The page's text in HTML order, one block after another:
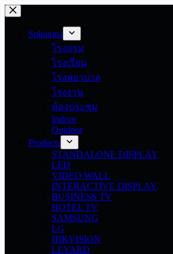
Skip
to
contentSolutions
โรงแรม
โรงเรียน
โรงพยาบาล
โรงงาน
ห้องประชุม
Indoor
Outdoor
Products
STANDALONE DISPLAY
LED
VIDEO WALL
INTERACTIVE DISPLAY
BUSINESS TV
HOTEL TV
SAMSUNG
LG
HIKVISION
LEYARD